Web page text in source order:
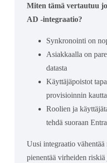
Miten tämä vertautuu
AD -integraatio?
Synkronointi on
Asiakkaalla on
datasta
Käyttäjäpoistot
provisioinnin kautta
Roolien ja
tehdä suoraan
Uusi integraatio vähentää
pienentää virheiden riskiä